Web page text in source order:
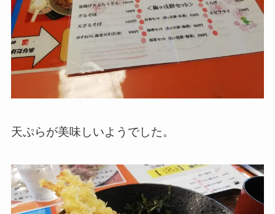
天ぷらが美味しいようでした。